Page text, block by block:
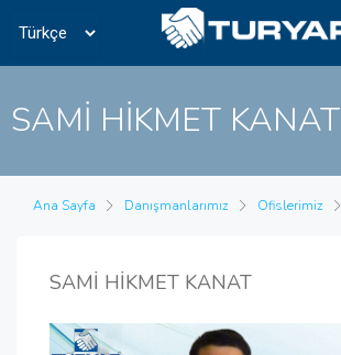
SAMİ HİKMET KANAT
Ana Sayfa Danışmanlarımız Ofislerimiz
SAMİ HİKMET KANAT